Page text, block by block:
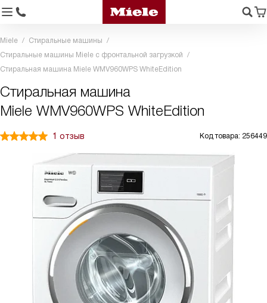
Miele
Стиральные машины
Стиральные машины Miele с фронтальной загрузкой
Стиральная машина Miele WMV960WPS WhiteEdition
Стиральная машина
Miele WMV960WPS WhiteEdition
1 отзыв Код товара: 256449